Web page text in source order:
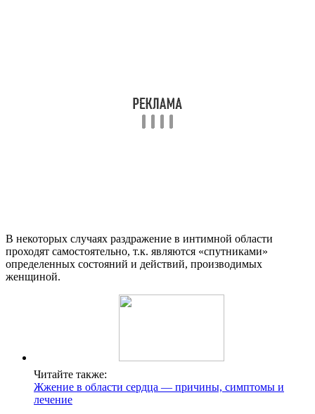
В некоторых случаях раздражение в интимной области
проходят самостоятельно, т.к. являются «спутниками»
определенных состояний и действий, производимых
женщиной.
Читайте также:
Жжение в области сердца — причины, симптомы и
лечение